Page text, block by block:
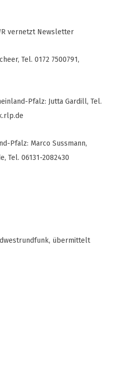
vernetzt Newsletter
Tel. 0172 7500791,
Pfalz: Jutta Gardill, Tel.
Pfalz: Marco Sussmann,
, Tel. 06131-2082430
übermittelt